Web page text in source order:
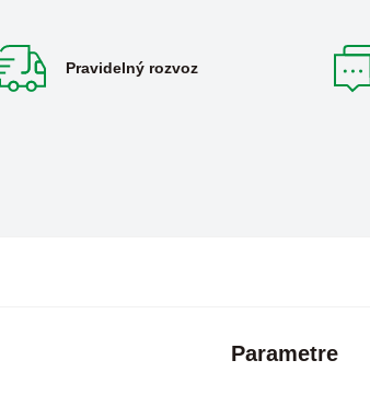
Pravidelný rozvoz
Parametre